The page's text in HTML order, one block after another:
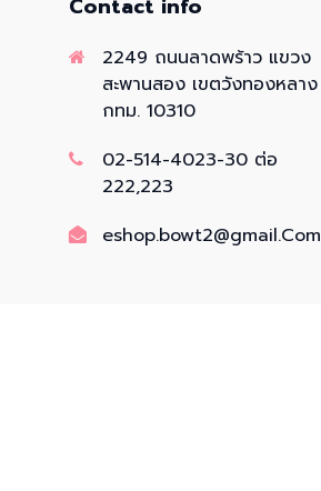
Contact info
2249 ถนนลาดพร้าว แขวง
สะพานสอง เขตวังทองหลาง
กทม. 10310
02-514-4023-30 ต่อ
222,223
eshop.bowt2@gmail.Com